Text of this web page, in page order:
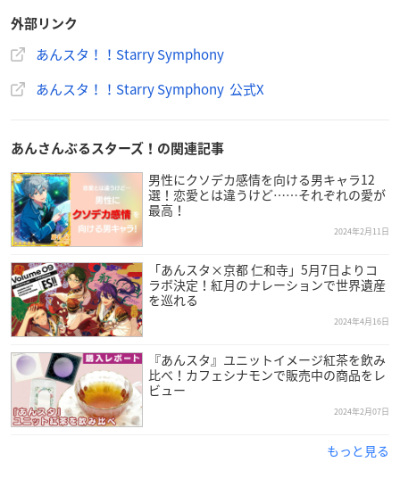
外部リンク
あんスタ！！Starry Symphony
あんスタ！！Starry Symphony 公式X
あんさんぶるスターズ！の関連記事
男性にクソデカ感情を向ける男キャラ12
選！恋愛とは違うけど……それぞれの愛が
最高！
2024年2月11日
「あんスタ×京都 仁和寺」5月7日よりコ
ラボ決定！紅月のナレーションで世界遺産
を巡れる
2024年4月16日
『あんスタ』ユニットイメージ紅茶を飲み
比べ！カフェシナモンで販売中の商品をレ
ビュー
2024年2月07日
もっと見る